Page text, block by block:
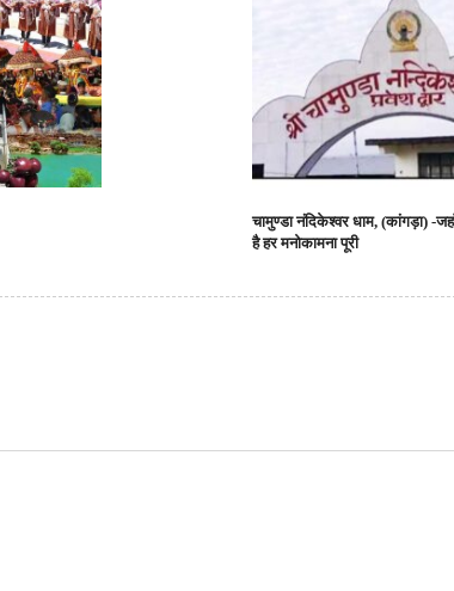
चामुण्डा नंदिकेश्वर धाम, (कांगड़ा) -
है हर मनोकामना पूरी